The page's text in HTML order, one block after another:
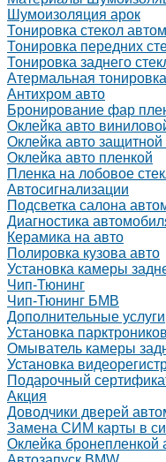
Шумоизоляция арок
Тонировка стекол
Тонировка передних
Тонировка заднего
Атермальная тонировка
Антихром авто
Бронирование фар
Оклейка авто
Оклейка авто защитной
Оклейка авто пленкой
Пленка на лобовое
Автосигнализации
Подсветка салона
Диагностика
Керамика на авто
Полировка кузова авто
Установка камеры
Чип-Тюнинг
Чип-Тюнинг БМВ
Дополнительные услуги
Установка парктроников
Омыватель камеры
Установка
Подарочный
Акция
Доводчики дверей
Замена СИМ карты в
Оклейка бронепленкой